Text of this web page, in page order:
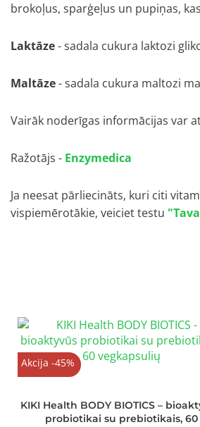
brokoļus, sparģeļus un pupiņas,
Laktāze- sadala cukura laktozi
Maltāze- sadala cukura maltozi
Vairāk noderīgas informācijas var
Ražotājs - Enzymedica
Ja neesat pārliecināts, kuri citi
vispiemērotākie, veiciet testu
Akcija -45%
KIKI Health BODY BIOTICS –
probiotikai su prebiotikais, 60